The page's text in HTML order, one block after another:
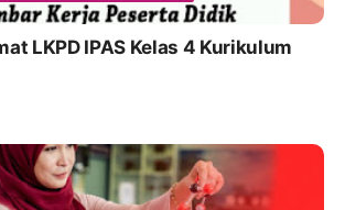
LKPD IPAS Kelas 4 Kurikulum